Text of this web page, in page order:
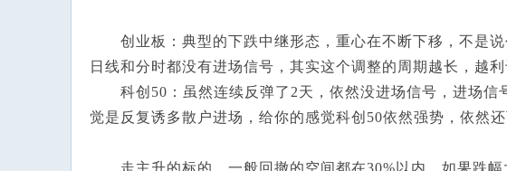
创业板：典型的下跌中继形态，重心在不断下移，不是说
日线和分时都没有进场信号，其实这个调整的周期越长，越利
科创50：虽然连续反弹了2天，依然没进场信号，进场信
觉是反复诱多散户进场，给你的感觉科创50依然强势，依然还
走主升的标的，一般回撤的空间都在30%以内，如果跌幅